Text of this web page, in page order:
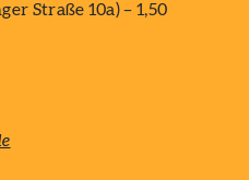
Straße 10a) – 1,50